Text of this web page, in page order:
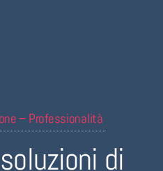
– Professionalità
di